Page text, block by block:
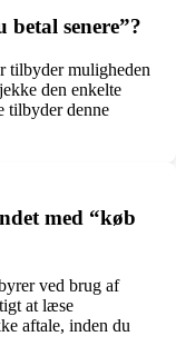
senere”?
tilbyder muligheden
den enkelte
tilbyder denne
med “køb
ved brug af
at læse
aftale, inden du